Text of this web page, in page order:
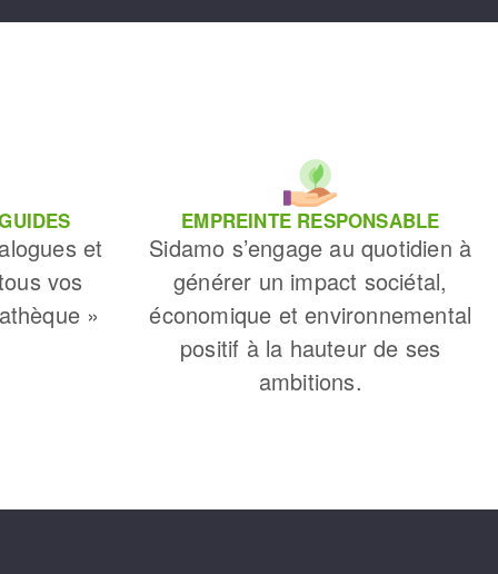
et
vos
»
EMPREINTE RESPONSABLE
Sidamo s’engage au quotidien à
générer un impact sociétal,
économique et environnemental
positif à la hauteur de ses
ambitions.